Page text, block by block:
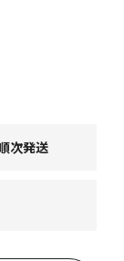
次発送